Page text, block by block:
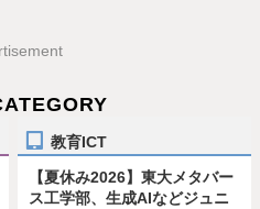
教育ICT
【夏休み2026】東大メタバー
ス工学部、生成AIなどジュニ